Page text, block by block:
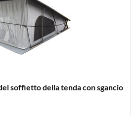
soffietto della tenda con sgancio